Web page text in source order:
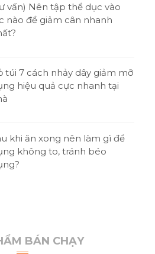
vấn) Nên tập thể dục vào
nào để giảm cân nhanh
túi 7 cách nhảy dây giảm mỡ
hiệu quả cực nhanh tại
khi ăn xong nên làm gì để
không to, tránh béo
BÁN CHẠY